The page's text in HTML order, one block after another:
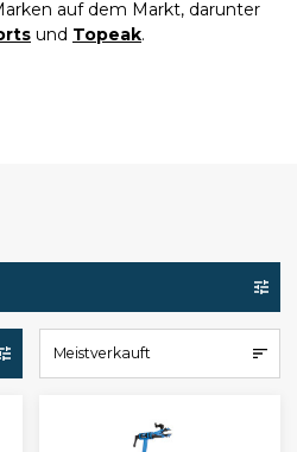
auf dem Markt, darunter
und Topeak.
Meistverkauft